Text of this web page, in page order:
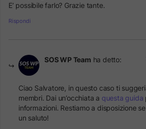
E’ possibile farlo? Grazie tante.
Rispondi
SOS WP Team ha detto:
Ciao Salvatore, in questo caso ti
membri. Dai un’occhiata a questa guida
informazioni. Restiamo a disposizione
un saluto!